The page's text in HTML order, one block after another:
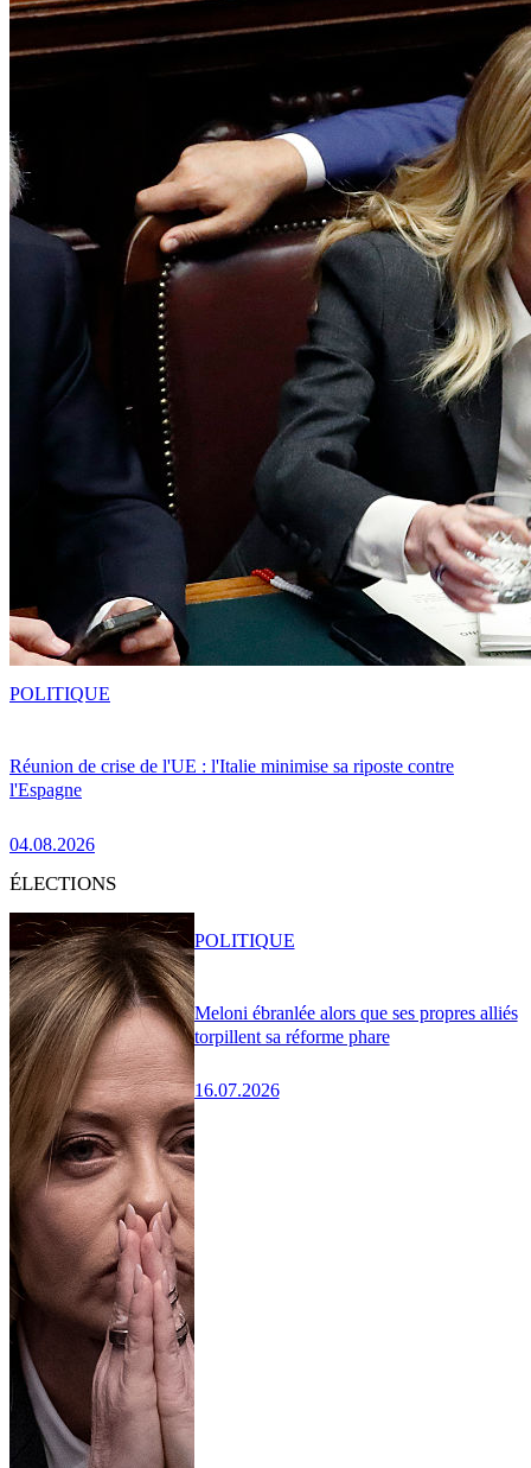
Réunion de crise de l'UE : l'Italie minimise sa riposte contre
l'Espagne
04.08.2026
POLITIQUE
ÉLECTIONS
Meloni ébranlée alors que ses propres alliés
torpillent sa réforme phare
16.07.2026
POLITIQUE